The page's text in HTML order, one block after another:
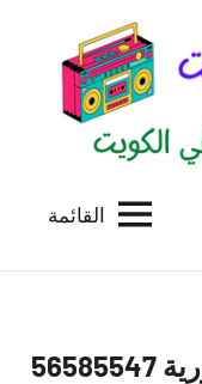
القائمة
فني تصليح تلفونات المنصورية 56585547